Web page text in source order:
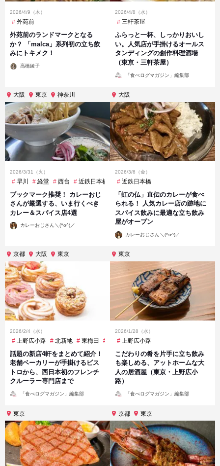
2026/4/9（木）
外苑前
外苑前のランドマークとなる
か？ 「malca」系列初の立ち飲
みにトキメク！
投
稿
高橋綾子
2026/4/8（水）
三軒茶屋
ふらっと一杯、しっかりおいし
い。人気店が手掛けるオールス
タンディングの創作料理酒場
（東京・三軒茶屋）
「食べログマガジン」編集部
大阪 東京 神奈川
2026/3/31（火）
早川 経堂 西台 近鉄日本橋
ブックマーク推奨！ カレーおじ
さんが厳選する、いま行くべき
カレー＆スパイス店4選
投
稿
カレーおじさん＼(^o^)／
大阪
2026/3/6（金）
近鉄日本橋
「虹の仏」直伝のカレーが食べ
られる！ 人気カレー店の跡地に
スパイス飲みに最適な立ち飲み
屋がオープン
投
稿
カレーおじさん＼(^o^)／
京都 大阪 東京
2026/2/4（水）
上野広小路 北新地 東梅田 烏丸
話題の新店4軒をまとめて紹介！
老舗ベーカリーが手掛けるビス
トロから、西日本初のフレンチ
クルーラー専門店まで
「食べログマガジン」編集部
東京
2026/1/28（水）
上野広小路
こだわりの肴を片手に立ち飲み
も楽しめる、アットホームな大
人の居酒屋（東京・上野広小
路）
「食べログマガジン」編集部
東京 京都 東京